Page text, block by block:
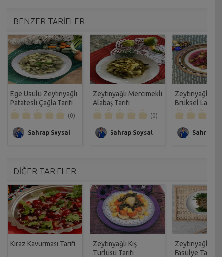
BENZER TARİFLER
Ege Usulü Zeytinyağlı
Patatesli Çağla Tarifi
(0)
Sahrap Soysal
Zeytinyağlı Mercimekli
Alabaş Tarifi
(0)
Sahrap Soysal
Zeytinyağlı
Brüksel
Sahrap
DİĞER TARİFLER
Kiraz Kavurması Tarifi
Zeytinyağlı Kış
Türlüsü Tarifi
Zeytinyağlı
Fasulye Tarifi